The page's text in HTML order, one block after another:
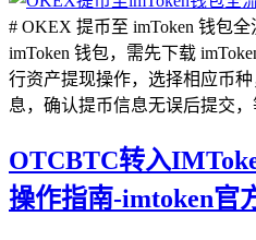
# OKEX 提币至 imToken 钱包
imToken 钱包，需先下载
行资产提现操作，选择相应币
息，确认提币信息无误后提交
OTCBTC转入
操作指南-imtoken官